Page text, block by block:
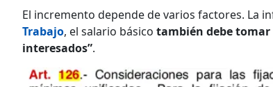
El incremento depende de varios factores. La
Trabajo, el salario básico también debe tomar
interesados”.